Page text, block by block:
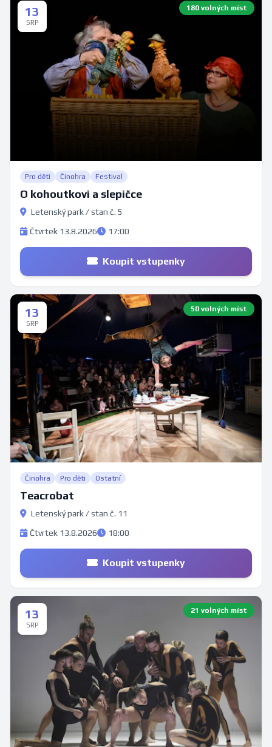
13
SRP
180 volných míst
Pro děti Činohra Festival
O kohoutkovi a slepičce
Letenský park / stan č. 5
Čtvrtek 13.8.2026
17:00
Koupit vstupenky
13
SRP
50 volných míst
Činohra Pro děti Ostatní
Teacrobat
Letenský park / stan č. 11
Čtvrtek 13.8.2026
18:00
Koupit vstupenky
13
SRP
21 volných míst